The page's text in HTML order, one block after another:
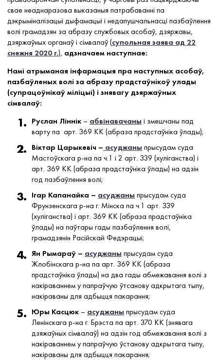
свае неаднаразова выказаныя патрабаванні па
дэкрыміналізацыі дыфамацыі і недапушчальнасці пазбаўлення
волі грамадзян за абразу службовых асобаў, дзяржавы,
дзяржаўных органаў і сімвалаў (супольная заява ад 22
снежня 2020 г.), адзначаем наступнае:
Намі атрыманая інфармацыя пра наступных асобаў,
пазбаўленых волі за абразу прадстаўнікоў улады
(супрацоўнікаў міліцыі) і знявагу дзяржаўных
сімвалаў:
Руслан Ліннік – абвінавачаны і змешчаны пад
варту па арт. 369 КК (абраза прадстаўніка ўлады);
Віктар Царыкевіч – асуджаны прысудам суда
Мастоўскага р-на па ч.1 і 2 арт. 339 (хуліганства) і
арт. 369 КК (абраза прадстаўніка ўлады) на адзін
год пазбаўлення волі;
Ігар Капанайка – асуджаны прысудам суда
Фрунзенскага р-на г. Мінска па ч.1 арт. 339
(хуліганства) і арт. 369 КК (абраза прадстаўніка
ўлады) на паўтары гады пазбаўлення волі,
грамадзянін Расійскай Федэрацыі;
Ян Рымараў – асуджаны прысудам суда
Жлобінскага р-на па арт. 369 КК (абраза
прадстаўніка ўлады) на два гады абмежавання волі з
накіраваннем у папраўчую ўтсанову адкрытага тыпу,
накіраваны для адбыцця пакарання;
Юры Касцюк – асуджаны прысудам суда
Ленінскага р-на г. Брэста па арт. 370 КК (знявага
дзяжаўных сімвалаў) на адзін год абмежавання волі з
накіраваннем у папраўчую ўстанову адкрытага тыпу,
накіраваны для адбыцця пакарання;